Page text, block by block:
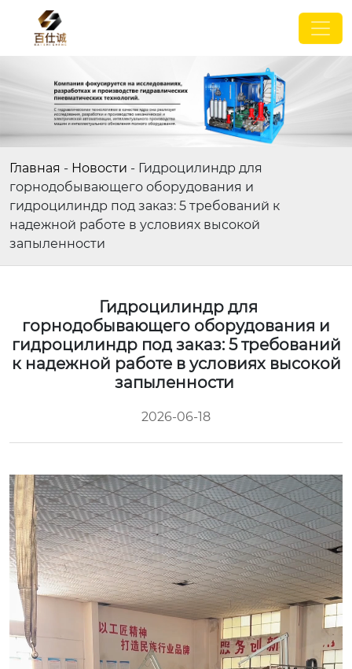
Главная - Новости - Гидроцилиндр для
горнодобывающего оборудования и
гидроцилиндр под заказ: 5 требований к
надежной работе в условиях высокой
запыленности
Гидроцилиндр для
горнодобывающего оборудования и
гидроцилиндр под заказ: 5 требований
к надежной работе в условиях высокой
запыленности
2026-06-18
Video
Player